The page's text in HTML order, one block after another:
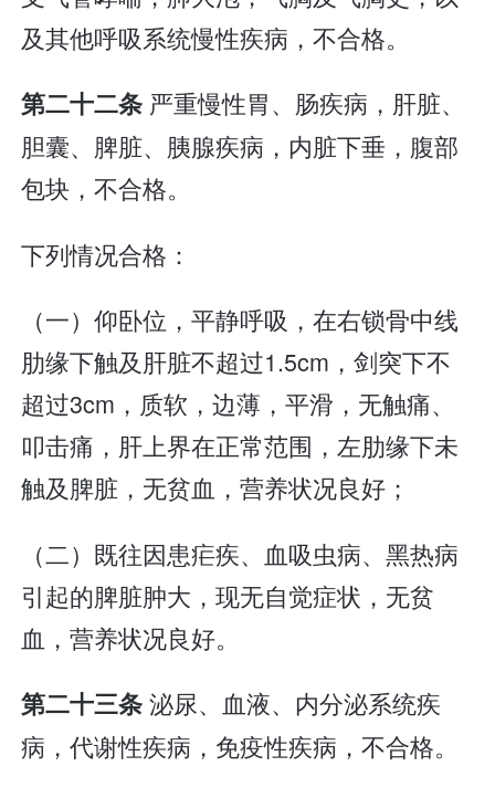
及其他呼吸系统慢性疾病，不合格。
第二十二条 严重慢性胃、肠疾病，肝脏、
胆囊、脾脏、胰腺疾病，内脏下垂，腹部
包块，不合格。
下列情况合格：
（一）仰卧位，平静呼吸，在右锁骨中线
肋缘下触及肝脏不超过1.5cm，剑突下不
超过3cm，质软，边薄，平滑，无触痛、
叩击痛，肝上界在正常范围，左肋缘下未
触及脾脏，无贫血，营养状况良好；
（二）既往因患疟疾、血吸虫病、黑热病
引起的脾脏肿大，现无自觉症状，无贫
血，营养状况良好。
第二十三条泌尿、血液、内分泌系统疾
病，代谢性疾病，免疫性疾病，不合格。